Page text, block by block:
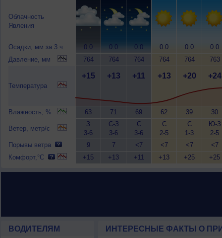
Облачность
Явления
Осадки, мм за 3 ч
Давление, мм
Температура
Влажность, %
Ветер, метр/с
Порывы ветра
Комфорт,°C
0.0
764
+15
63
З
3-6
9
+15
0.0
764
+13
71
С-З
3-6
7
+13
0.0
764
+11
69
С
3-6
<7
+11
0.0
764
+13
62
С
2-5
<7
+13
0.0
764
+20
39
С
1-3
<7
+25
0.0
763
+24
30
Ю-З
2-5
<7
+25
ВОДИТЕЛЯМ ИНТЕРЕСНЫЕ ФАКТЫ О